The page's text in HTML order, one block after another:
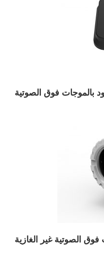
فوق
بالموجات فوق الصوتية
غير
الصوتية غير الغازية